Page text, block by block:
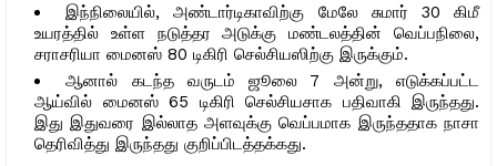
இந்நிலையில், அண்டார்டிகாவிற்கு மேலே சுமார் 30 கிமீ
உயரத்தில் உள்ள நடுத்தர அடுக்கு மண்டலத்தின் வெப்பநிலை,
சராசரியா மைனஸ் 80 டிகிரி செல்சியஸிற்கு இருக்கும்.
ஆனால் கடந்த வருடம் ஜூலை 7 அன்று, எடுக்கப்பட்ட
ஆய்வில் மைனஸ் 65 டிகிரி செல்சியசாக பதிவாகி இருந்தது.
இது இதுவரை இல்லாத அளவுக்கு வெப்பமாக இருந்ததாக நாசா
தெரிவித்து இருந்தது குறிப்பிடத்தக்கது.